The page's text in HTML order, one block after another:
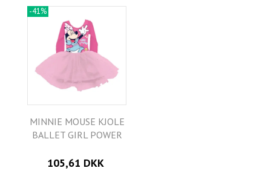
-41%
MINNIE MOUSE KJOLE
BALLET GIRL POWER
105,61 DKK